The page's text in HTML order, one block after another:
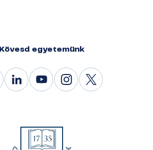
Kövesd egyetemünk